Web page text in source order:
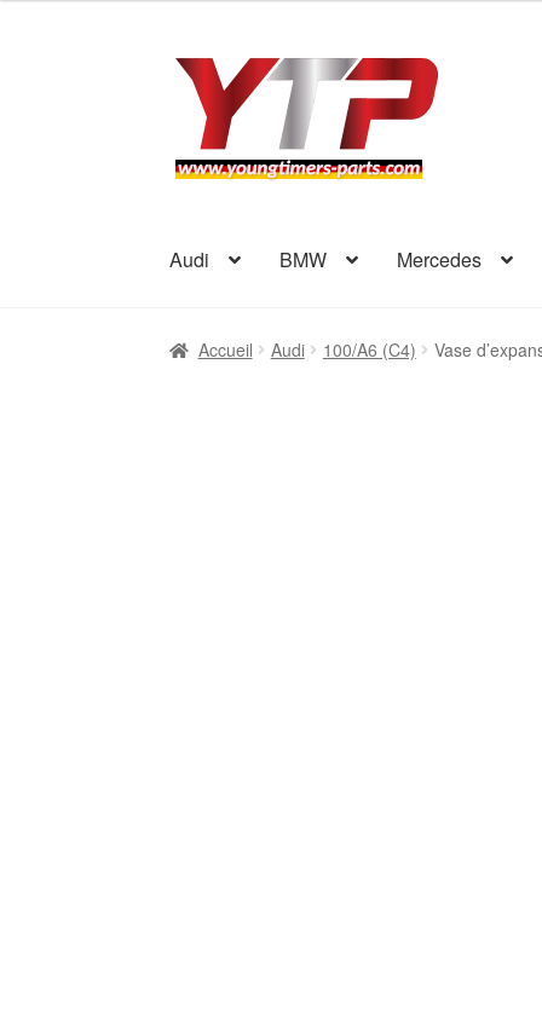
Aller
navigation
Aller
contenu
Audi BMW Mercedes
Accueil Audi 100/A6 (C4) Vase